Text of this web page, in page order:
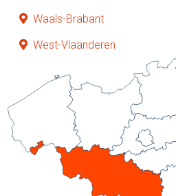
Waals-Brabant
West-Vlaanderen